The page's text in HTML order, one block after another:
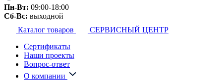
Пн-Вт: 09:00-18:00
Сб-Вс: выходной
Каталог товаров
СЕРВИСНЫЙ ЦЕНТР
Сертификаты
Наши проекты
Вопрос-ответ
О компании